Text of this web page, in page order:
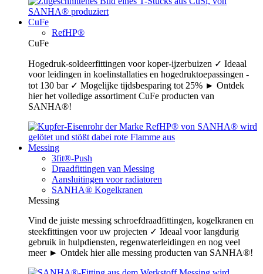
CuFe
RefHP®
CuFe
Hogedruk-soldeerfittingen voor koper-ijzerbuizen ✓ Ideaal
voor leidingen in koelinstallaties en hogedruktoepassingen -
tot 130 bar ✓ Mogelijke tijdsbesparing tot 25% ► Ontdek
hier het volledige assortiment CuFe producten van
SANHA®!
Messing
3fit®-Push
Draadfittingen van Messing
Aansluitingen voor radiatoren
SANHA® Kogelkranen
Messing
Vind de juiste messing schroefdraadfittingen, kogelkranen en
steekfittingen voor uw projecten ✓ Ideaal voor langdurig
gebruik in hulpdiensten, regenwaterleidingen en nog veel
meer ► Ontdek hier alle messing producten van SANHA®!